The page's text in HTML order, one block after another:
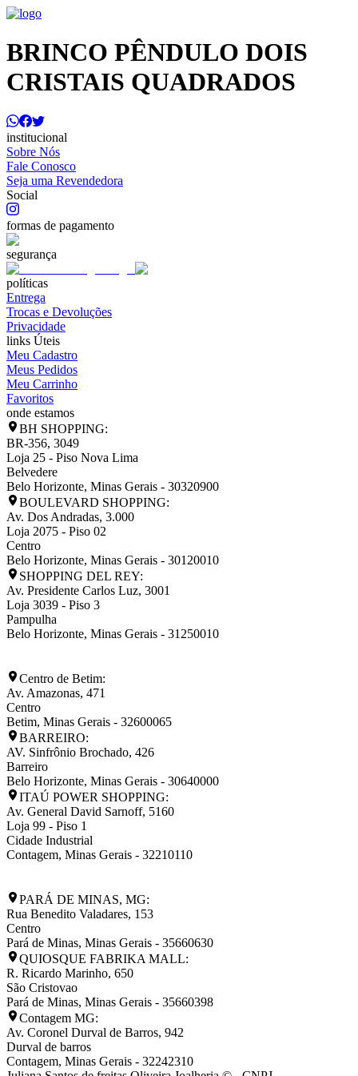
BRINCO PÊNDULO DOIS
CRISTAIS QUADRADOS
institucional
Sobre Nós
Fale Conosco
Seja uma Revendedora
Social
formas de pagamento
segurança
políticas
Entrega
Trocas e Devoluções
Privacidade
links Úteis
Meu Cadastro
Meus Pedidos
Meu Carrinho
Favoritos
onde estamos
BH SHOPPING:
BR-356, 3049
Loja 25 - Piso Nova Lima
Belvedere
Belo Horizonte, Minas Gerais - 30320900
BOULEVARD SHOPPING:
Av. Dos Andradas, 3.000
Loja 2075 - Piso 02
Centro
Belo Horizonte, Minas Gerais - 30120010
SHOPPING DEL REY:
Av. Presidente Carlos Luz, 3001
Loja 3039 - Piso 3
Pampulha
Belo Horizonte, Minas Gerais - 31250010
Centro de Betim:
Av. Amazonas, 471
Centro
Betim, Minas Gerais - 32600065
BARREIRO:
AV. Sinfrônio Brochado, 426
Barreiro
Belo Horizonte, Minas Gerais - 30640000
ITAÚ POWER SHOPPING:
Av. General David Sarnoff, 5160
Loja 99 - Piso 1
Cidade Industrial
Contagem, Minas Gerais - 32210110
PARÁ DE MINAS, MG:
Rua Benedito Valadares, 153
Centro
Pará de Minas, Minas Gerais - 35660630
QUIOSQUE FABRIKA MALL:
R. Ricardo Marinho, 650
São Cristovao
Pará de Minas, Minas Gerais - 35660398
Contagem MG:
Av. Coronel Durval de Barros, 942
Durval de barros
Contagem, Minas Gerais - 32242310